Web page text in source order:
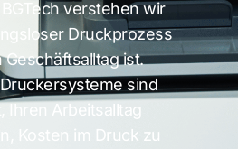
verstehen wir
Druckprozess
ist.
sind
Ihren Arbeitsalltag
Kosten im Druck zu